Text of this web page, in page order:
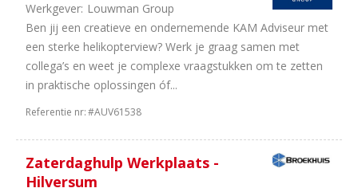
overleg
40
uur
Werkgever: Louwman Group
Ben jij een creatieve en ondernemende KAM Adviseur met
een sterke helikopterview? Werk je graag samen met
collega’s en weet je complexe vraagstukken om te zetten
in praktische oplossingen óf...
Referentie nr:#AUV61538
Zaterdaghulp Werkplaats -
Hilversum